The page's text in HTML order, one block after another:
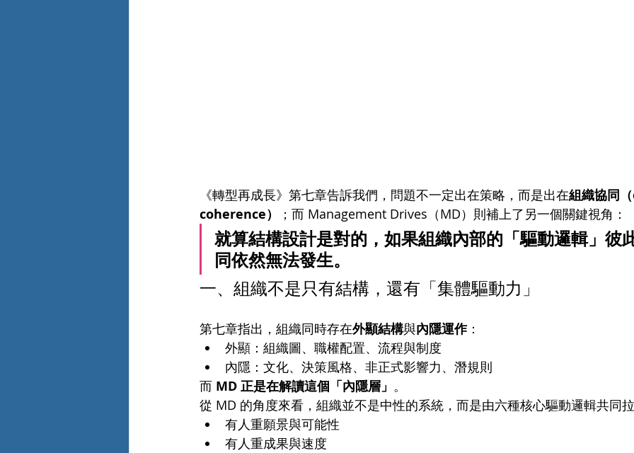
《轉型再成長》第七章告訴我們，問題不一定出在策略，而是出在組織協同
coherence）
；而 Management Drives（MD）則補上了另一個關鍵視角：
就算結構設計是對的，如果組織內部的「驅動邏輯」彼
同依然無法發生。
一、組織不是只有結構，還有「集體驅動力」
第七章指出，組織同時存在外顯結構與內隱運作：
外顯：組織圖、職權配置、流程與制度
內隱：文化、決策風格、非正式影響力、潛規則
而 MD 正是在解讀這個「內隱層」 。
從 MD 的角度來看，組織並不是中性的系統，而是由六種核心驅動邏輯共同拉
有人重願景與可能性
有人重成果與速度